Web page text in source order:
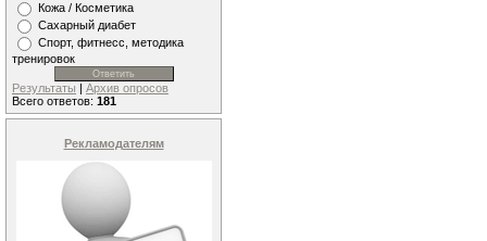
Кожа / Косметика
Сахарный диабет
Спорт, фитнесс, методика
тренировок
Результаты | Архив опросов
Всего ответов: 181
Рекламодателям